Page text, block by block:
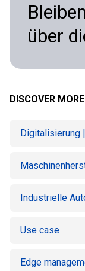
über
DISCOVER
Digitalisierung
Industrielle
Use case
Edge